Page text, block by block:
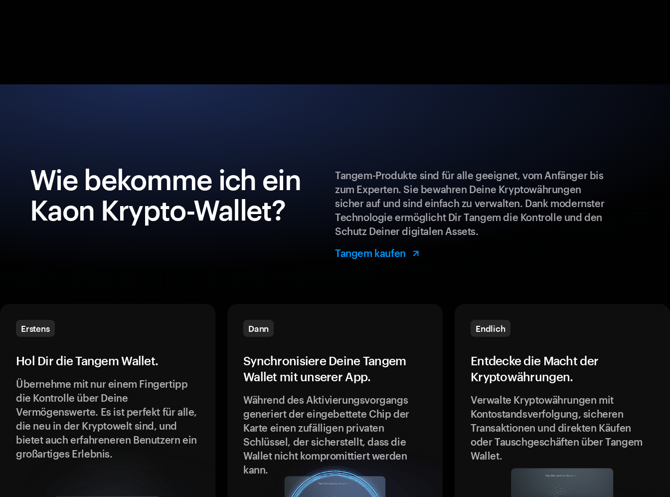
Wie bekomme ich ein
Kaon Krypto-Wallet?
Tangem-Produkte sind für alle geeignet, vom Anfänger bis
zum Experten. Sie bewahren Deine Kryptowährungen
sicher auf und sind einfach zu verwalten. Dank modernster
Technologie ermöglicht Dir Tangem die Kontrolle und den
Schutz Deiner digitalen Assets.
Tangem kaufen
Erstens
Hol Dir die Tangem Wallet.
Übernehme mit nur einem Fingertipp
die Kontrolle über Deine
Vermögenswerte. Es ist perfekt für alle,
die neu in der Kryptowelt sind, und
bietet auch erfahreneren Benutzern ein
großartiges Erlebnis.
Dann
Synchronisiere Deine Tangem
Wallet mit unserer App.
Während des Aktivierungsvorgangs
generiert der eingebettete Chip der
Karte einen zufälligen privaten
Schlüssel, der sicherstellt, dass die
Wallet nicht kompromittiert werden
kann.
Endlich
Entdecke die Macht der
Kryptowährungen.
Verwalte Kryptowährungen mit
Kontostandsverfolgung, sicheren
Transaktionen und direkten Käufen
oder Tauschgeschäften über Tangem
Wallet.